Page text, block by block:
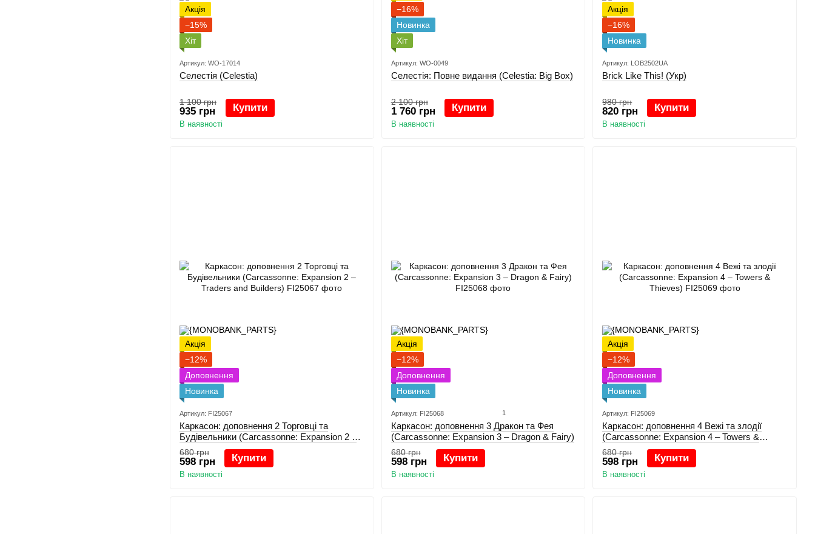
Акція
−15%
Хіт
Артикул: WO-17014
Селестія (Celestia)
1 100 грн
935 грн Купити
В наявності
−16%
Новинка
Хіт
Артикул: WO-0049
Селестія: Повне видання (Celestia: Big Box)
2 100 грн
1 760 грн Купити
В наявності
Акція
−16%
Новинка
Артикул: LOB2502UA
Brick Like This! (Укр)
980 грн
820 грн Купити
В наявності
Акція
−12%
Доповнення
Новинка
Артикул: FI25067
Каркасон: доповнення 2 Торговці та
Будівельники (Carcassonne: Expansion 2 –
Traders and Builders)
680 грн
598 грн Купити
В наявності
Акція
−12%
Доповнення
Новинка
Артикул: FI25068 1
Каркасон: доповнення 3 Дракон та Фея
(Carcassonne: Expansion 3 – Dragon & Fairy)
680 грн
598 грн Купити
В наявності
Акція
−12%
Доповнення
Новинка
Артикул: FI25069
Каркасон: доповнення 4 Вежі та злодії
(Carcassonne: Expansion 4 – Towers &
Thieves)
680 грн
598 грн Купити
В наявності